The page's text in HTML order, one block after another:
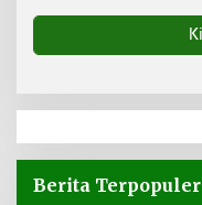
Berita Terpopuler